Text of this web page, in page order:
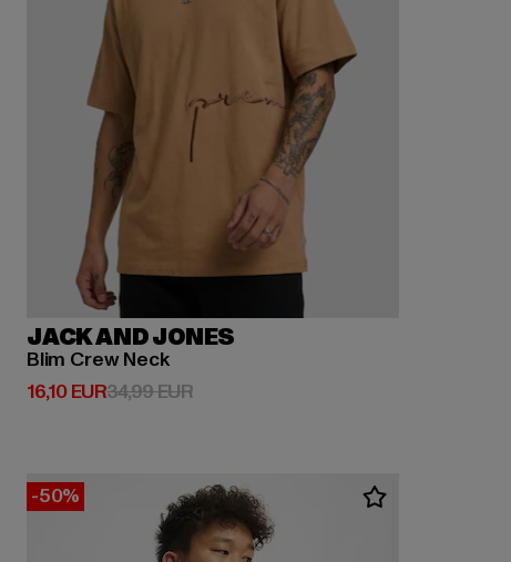
JACK AND JONES
Blim Crew Neck
16,10 EUR
Derzeitiger Preis: 16,10 EUR
34,99 EURAktionspreis: 34,99 EUR
-50%